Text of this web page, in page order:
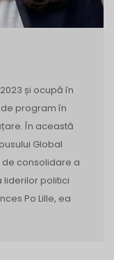
și ocupă în
program în
În această
Global
de consolidare a
liderilor politici
Po Lille, ea